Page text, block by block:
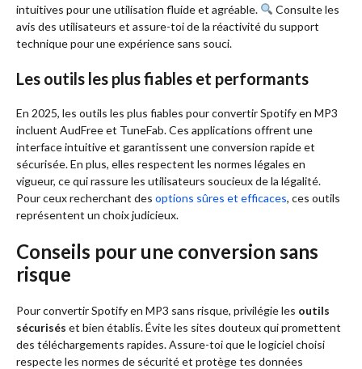
intuitives pour une utilisation fluide et agréable.
Consulte les
avis des utilisateurs et assure-toi de la réactivité du support
technique pour une expérience sans souci.
Les outils les plus fiables et performants
En 2025, les outils les plus fiables pour convertir Spotify en MP3
incluent AudFree et TuneFab. Ces applications offrent une
interface intuitive et garantissent une conversion rapide et
sécurisée. En plus, elles respectent les normes légales en
vigueur, ce qui rassure les utilisateurs soucieux de la légalité.
Pour ceux recherchant des options sûres et efficaces, ces outils
représentent un choix judicieux.
Conseils pour une conversion sans
risque
Pour convertir Spotify en MP3 sans risque, privilégie les outils
sécurisés et bien établis. Évite les sites douteux qui promettent
des téléchargements rapides. Assure-toi que le logiciel choisi
respecte les normes de sécurité et protège tes données